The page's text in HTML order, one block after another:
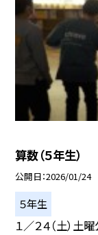
算数（５年生）
公開日 2026/01/24
５年生
１／２４（土）